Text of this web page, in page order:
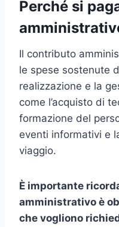
Perché si
Il contributo
le spese sostenute
realizzazione e la
come l’acquisto di
formazione del
eventi informativi e
viaggio.
È importante
amministrativo è
che vogliono